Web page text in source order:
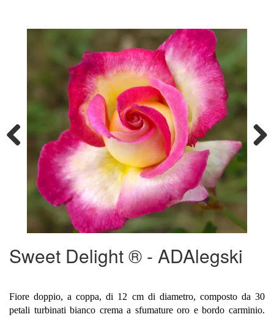
Previous
Sweet Delight ® - ADAlegski
Fiore doppio, a coppa, di 12 cm di diametro, composto da 30
petali turbinati bianco crema a sfumature oro e bordo carminio.